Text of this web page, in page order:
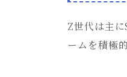
Z世代は主
ームを積極